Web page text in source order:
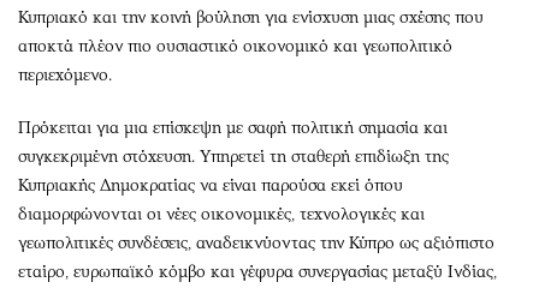
Κυπριακό και την κοινή βούληση για ενίσχυση μιας σχέσης που
αποκτά πλέον πιο ουσιαστικό οικονομικό και γεωπολιτικό
περιεχόμενο.
Πρόκειται για μια επίσκεψη με σαφή πολιτική σημασία και
συγκεκριμένη στόχευση. Υπηρετεί τη σταθερή επιδίωξη της
Κυπριακής Δημοκρατίας να είναι παρούσα εκεί όπου
διαμορφώνονται οι νέες οικονομικές, τεχνολογικές και
γεωπολιτικές συνδέσεις, αναδεικνύοντας την Κύπρο ως αξιόπιστο
εταίρο, ευρωπαϊκό κόμβο και γέφυρα συνεργασίας μεταξύ Ινδίας,